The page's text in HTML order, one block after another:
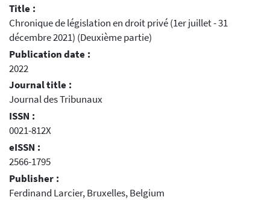
Title :
Chronique de législation en droit privé (1er juillet - 31
décembre 2021) (Deuxième partie)
Publication date :
2022
Journal title :
Journal des Tribunaux
ISSN :
0021-812X
eISSN :
2566-1795
Publisher :
Ferdinand Larcier, Bruxelles, Belgium